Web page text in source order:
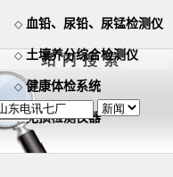
◇ 血铅、尿铅、尿锰检测仪
◇ 土壤养分综合检测仪
◇健康体检系统
◇无损检测仪器